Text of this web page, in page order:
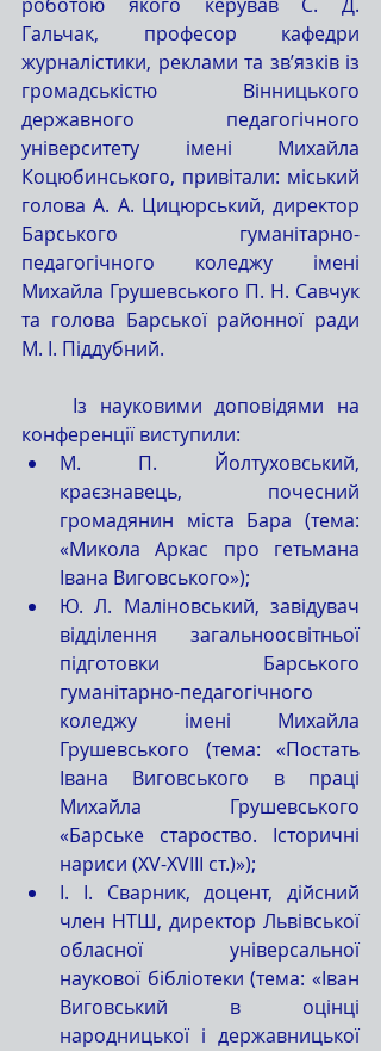
роботою якого керував С. Д.
Гальчак, професор кафедри
журналістики, реклами та зв’язків із
громадськістю Вінницького
державного педагогічного
університету імені Михайла
Коцюбинського, привітали: міський
голова А. А. Цицюрський, директор
Барського гуманітарно-
педагогічного коледжу імені
Михайла Грушевського П. Н. Савчук
та голова Барської районної ради
М. І. Піддубний.
конференції виступили:
М. П. Йолтуховський,
краєзнавець, почесний
громадянин міста Бара (тема:
«Микола Аркас про гетьмана
Івана Виговського»);
Ю. Л. Маліновський, завідувач
відділення загальноосвітньої
підготовки Барського
гуманітарно-педагогічного
коледжу імені Михайла
Грушевського (тема: «Постать
Івана Виговського в праці
Михайла Грушевського
«Барське староство. Історичні
нариси (XV-XVIII ст.)»);
І. І. Сварник, доцент, дійсний
член НТШ, директор Львівської
обласної універсальної
наукової бібліотеки (тема: «Іван
Виговський в оцінці
народницької і державницької